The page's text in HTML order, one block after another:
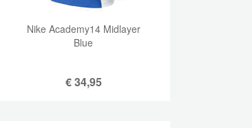
Nike Academy14 Midlayer
Blue
€34,95